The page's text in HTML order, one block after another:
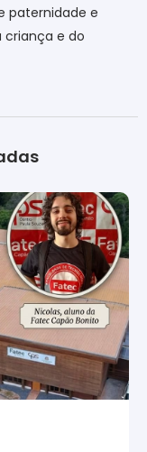
paternidade e
criança e do